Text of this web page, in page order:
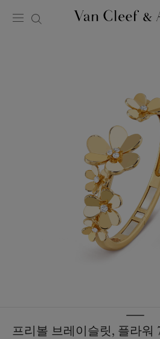
홈
페
이
프리볼 브레이슬릿, 플라워